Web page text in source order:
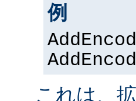
例
これは、